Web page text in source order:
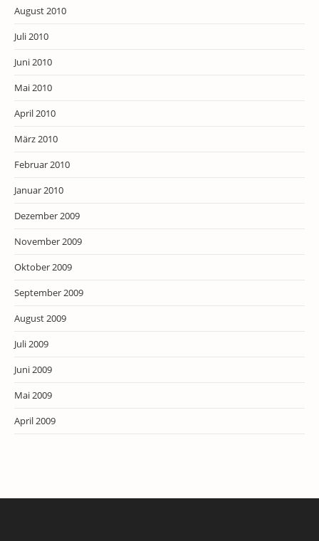
August 2010
Juli 2010
Juni 2010
Mai 2010
April 2010
März 2010
Februar 2010
Januar 2010
Dezember 2009
November 2009
Oktober 2009
September 2009
August 2009
Juli 2009
Juni 2009
Mai 2009
April 2009